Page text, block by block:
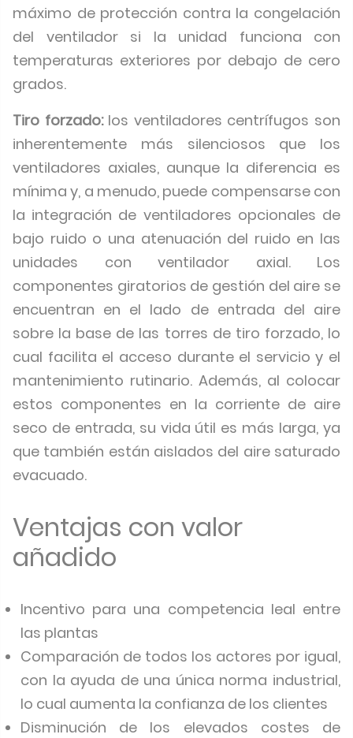
máximo de protección contra la congelación
del ventilador si la unidad funciona con
temperaturas exteriores por debajo de cero
grados.
Tiro forzado:los ventiladores centrífugos son
inherentemente más silenciosos que los
ventiladores axiales, aunque la diferencia es
mínima y, a menudo, puede compensarse con
la integración de ventiladores opcionales de
bajo ruido o una atenuación del ruido en las
unidades con ventilador axial. Los
componentes giratorios de gestión del aire se
encuentran en el lado de entrada del aire
sobre la base de las torres de tiro forzado, lo
cual facilita el acceso durante el servicio y el
mantenimiento rutinario. Además, al colocar
estos componentes en la corriente de aire
seco de entrada, su vida útil es más larga, ya
que también están aislados del aire saturado
evacuado.
Ventajas con valor
añadido
Incentivo para una competencia leal entre
las plantas
Comparación de todos los actores por igual,
con la ayuda de una única norma industrial,
lo cual aumenta la confianza de los clientes
Disminución de los elevados costes de